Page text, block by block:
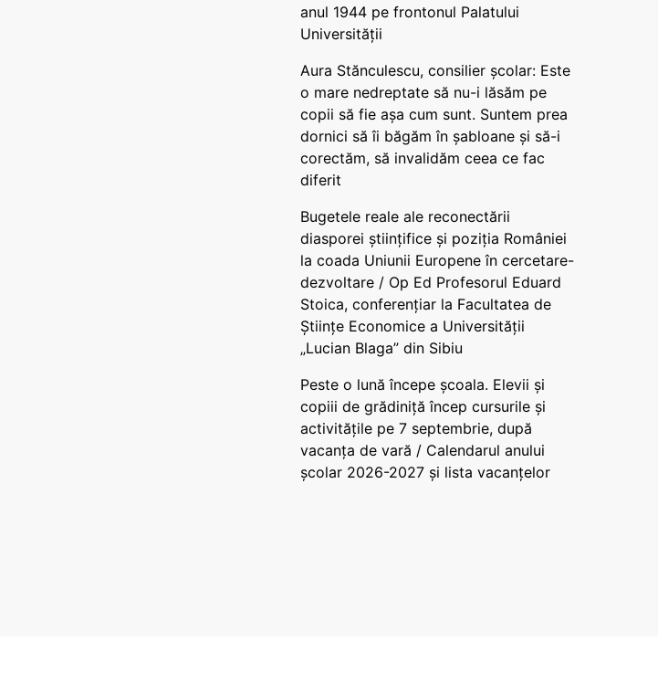
anul 1944 pe frontonul Palatului
Universității
Aura Stănculescu, consilier școlar: Este
o mare nedreptate să nu-i lăsăm pe
copii să fie așa cum sunt. Suntem prea
dornici să îi băgăm în șabloane și să-i
corectăm, să invalidăm ceea ce fac
diferit
Bugetele reale ale reconectării
diasporei științifice și poziția României
la coada Uniunii Europene în cercetare-
dezvoltare / Op Ed Profesorul Eduard
Stoica, conferențiar la Facultatea de
Științe Economice a Universității
„Lucian Blaga” din Sibiu
Peste o lună începe școala. Elevii și
copiii de grădiniță încep cursurile și
activitățile pe 7 septembrie, după
vacanța de vară / Calendarul anului
școlar 2026-2027 și lista vacanțelor